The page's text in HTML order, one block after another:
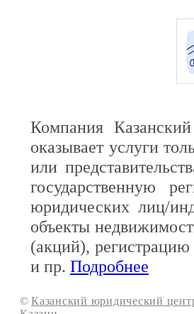
Компания
оказывает услуги
или
государственную
юридических лиц/
объекты
(акций), регистрацию
и пр. Подробнее
© Казанский юридический